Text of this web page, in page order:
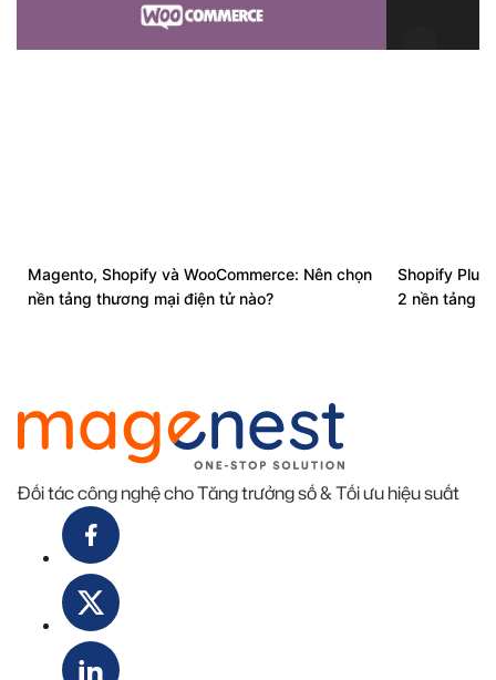
Magento, Shopify và WooCommerce: Nên chọn
nền tảng thương mại điện tử nào?
Shopify Plus
2 nền tảng
Đối tác công nghệ cho Tăng trưởng số & Tối ưu hiệu suất